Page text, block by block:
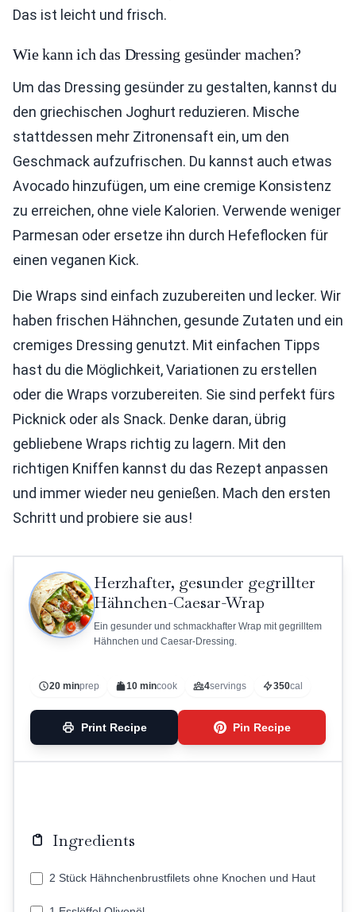
Das ist leicht und frisch.
Wie kann ich das Dressing gesünder machen?
Um das Dressing gesünder zu gestalten, kannst du
den griechischen Joghurt reduzieren. Mische
stattdessen mehr Zitronensaft ein, um den
Geschmack aufzufrischen. Du kannst auch etwas
Avocado hinzufügen, um eine cremige Konsistenz
zu erreichen, ohne viele Kalorien. Verwende weniger
Parmesan oder ersetze ihn durch Hefeflocken für
einen veganen Kick.
Die Wraps sind einfach zuzubereiten und lecker. Wir
haben frischen Hähnchen, gesunde Zutaten und ein
cremiges Dressing genutzt. Mit einfachen Tipps
hast du die Möglichkeit, Variationen zu erstellen
oder die Wraps vorzubereiten. Sie sind perfekt fürs
Picknick oder als Snack. Denke daran, übrig
gebliebene Wraps richtig zu lagern. Mit den
richtigen Kniffen kannst du das Rezept anpassen
und immer wieder neu genießen. Mach den ersten
Schritt und probiere sie aus!
Herzhafter, gesunder gegrillter
Hähnchen-Caesar-Wrap
Ein gesunder und schmackhafter Wrap mit gegrilltem
Hähnchen und Caesar-Dressing.
20 minprep 10 mincook 4servings 350cal
Print Recipe Pin Recipe
Ingredients
2 Stück Hähnchenbrustfilets ohne Knochen und Haut